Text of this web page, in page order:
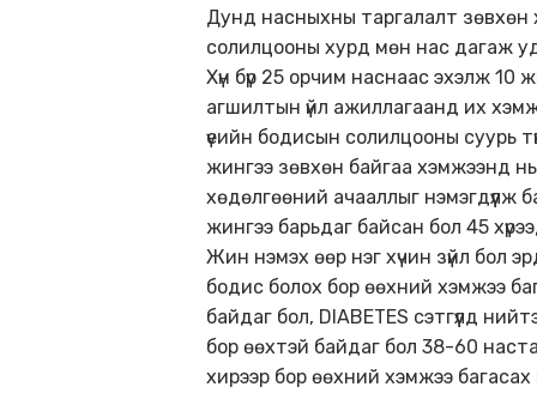
Дунд насныхны таргалалт зөвхөн
солилцооны хурд мөн нас дагаж
Хүн бүр 25 орчим наснаас эхэлж
агшилтын үйл ажиллагаанд их
үеийн бодисын солилцооны суурь
жингээ зөвхөн байгаа хэмжээнд
хөдөлгөөний ачааллыг
жингээ барьдаг байсан бол 45
Жин нэмэх өөр нэг хүчин зүйл бол
бодис болох бор өөхний хэмжээ
байдаг бол, DIABETES сэтгүүлд
бор өөхтэй байдаг бол 38-60
хирээр бор өөхний хэмжээ